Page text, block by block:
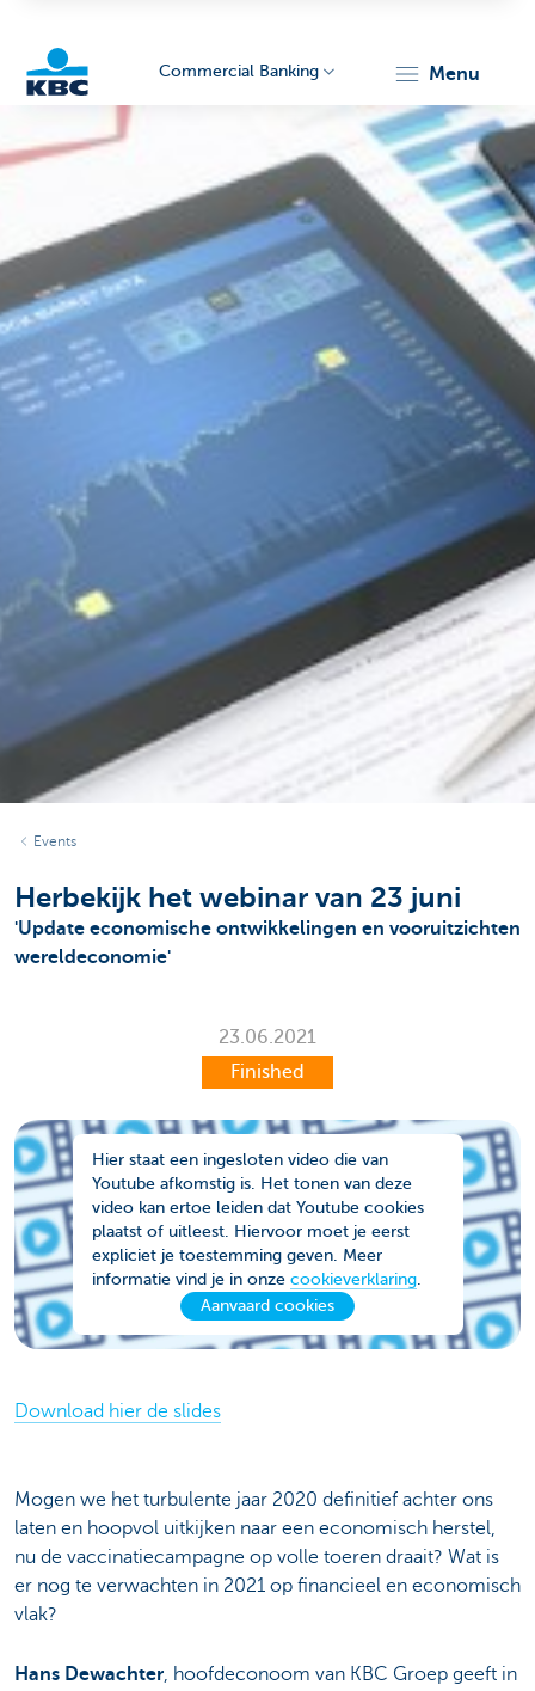
Corporate
Commercial Banking menu
Events
Herbekijk het webinar van 23 juni
'Update economische ontwikkelingen en vooruitzichten
wereldeconomie'
23.06.2021
Finished
Hier staat een ingesloten video die van
Youtube afkomstig is. Het tonen van deze
video kan ertoe leiden dat Youtube cookies
plaatst of uitleest. Hiervoor moet je eerst
expliciet je toestemming geven. Meer
informatie vind je in onze cookieverklaring.
Aanvaard cookies
Download hier de slides
Mogen we het turbulente jaar 2020 definitief achter ons
laten en hoopvol uitkijken naar een economisch herstel,
nu de vaccinatiecampagne op volle toeren draait? Wat is
er nog te verwachten in 2021 op financieel en economisch
vlak?
Hans Dewachter, hoofdeconoom van KBC Groep geeft in